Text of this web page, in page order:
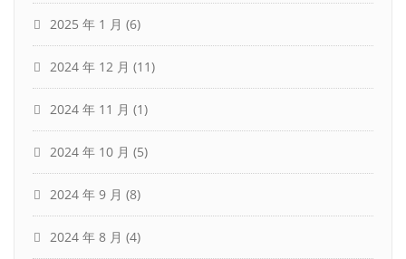
2025 年 1 月 (6)
2024 年 12 月 (11)
2024 年 11 月 (1)
2024 年 10 月 (5)
2024 年 9 月 (8)
2024 年 8 月 (4)